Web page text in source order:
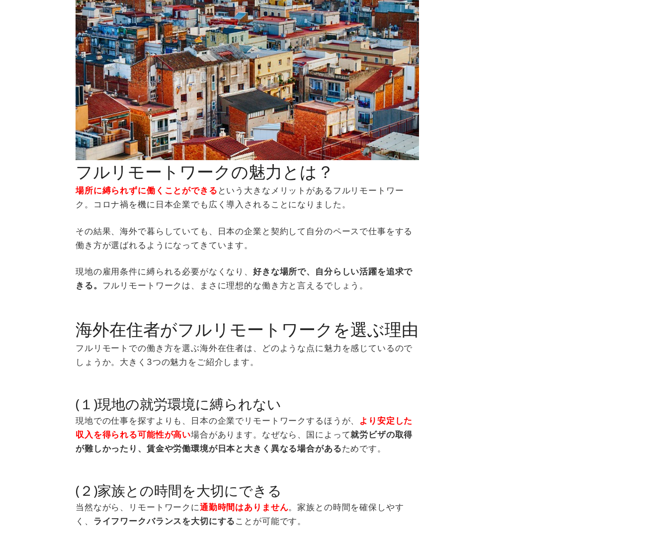
フルリモートワークの魅力とは？
場所に縛られずに働くことができる という大きなメリットがあるフルリモートワー
ク。コロナ禍を機に日本企業でも広く導入されることになりました。
その結果、海外で暮らしていても、日本の企業と契約して自分のペースで仕事をする
働き方が選ばれるようになってきています。
現地の雇用条件に縛られる必要がなくなり、 好きな場所で、自分らしい活躍を追求で
きる。 フルリモートワークは、まさに理想的な働き方と言えるでしょう。
海外在住者がフルリモートワークを選ぶ理由
フルリモートでの働き方を選ぶ海外在住者は、どのような点に魅力を感じているので
しょうか。大きく3つの魅力をご紹介します。
(１)現地の就労環境に縛られない
現地での仕事を探すよりも、日本の企業でリモートワークするほうが、 より安定した
収入を得られる可能性が高い場合があります。なぜなら、国によって就労ビザの取得
が難しかったり、賃金や労働環境が日本と大きく異なる場合があるためです。
(２)家族との時間を大切にできる
当然ながら、リモートワークに通勤時間はありません。家族との時間を確保しやす
く、 ライフワークバランスを大切にする ことが可能です。